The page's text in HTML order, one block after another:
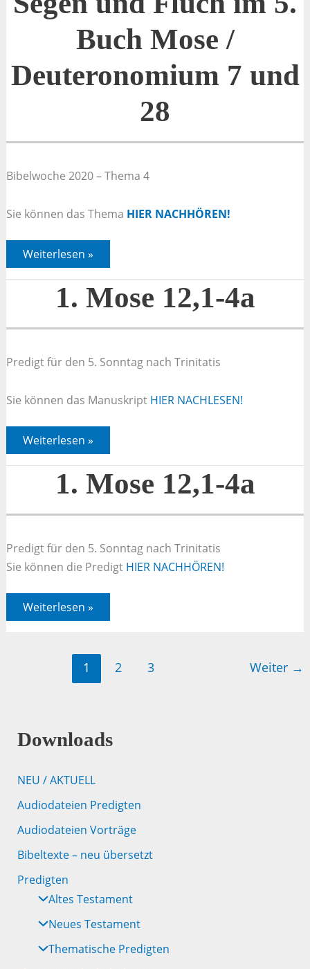
5.
Buch
Deuteronomium
und
28
Buch Mose /
Deuteronomium 7 und
28
Bibelwoche 2020 – Thema 4
Sie können das Thema HIER NACHHÖREN!
Segen
und
Fluch
/
und
Weiterlesen »
1. Mose 12,1-4a
Predigt für den 5. Sonntag nach Trinitatis
Sie können das ManuskriptHIER NACHLESEN!
1.
Mose
12,1-
Weiterlesen »
1. Mose 12,1-4a
Predigt für den 5. Sonntag nach Trinitatis
Sie können die Predigt HIER NACHHÖREN!
1.
Mose
Weiterlesen »
1 2 3 Weiter →
Downloads
NEU / AKTUELL
Audiodateien Predigten
Audiodateien Vorträge
Bibeltexte – neu übersetzt
Predigten
Altes Testament
Neues Testament
Thematische Predigten